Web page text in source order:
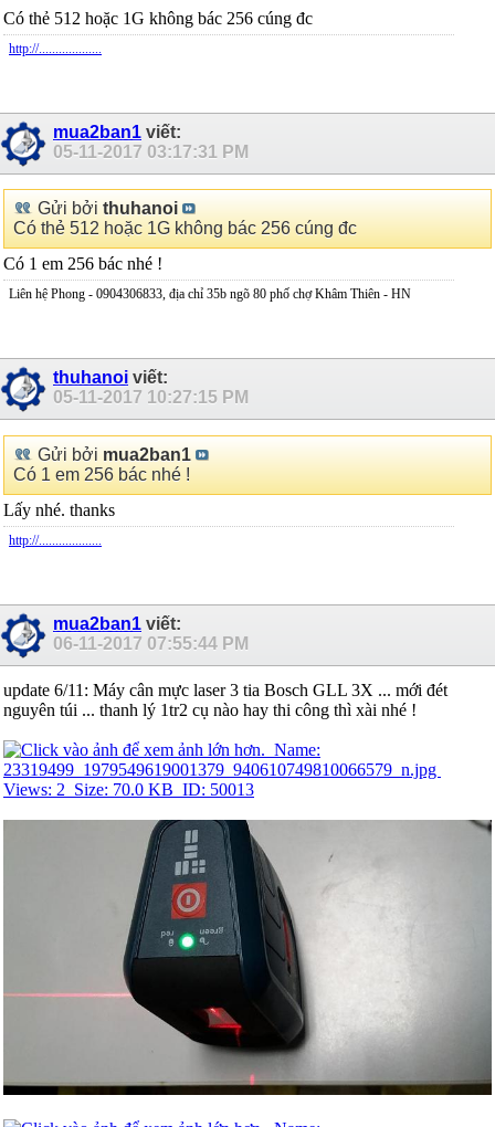
Có thẻ 512 hoặc 1G không bác 256 cúng đc
http://...................
mua2ban1 viết:
05-11-2017 03:17:31 PM
Gửi bởi thuhanoi
Có thẻ 512 hoặc 1G không bác 256 cúng đc
Có 1 em 256 bác nhé !
Liên hệ Phong - 0904306833, địa chỉ 35b ngõ 80 phố chợ Khâm Thiên - HN
thuhanoi viết:
05-11-2017 10:27:15 PM
Gửi bởi mua2ban1
Có 1 em 256 bác nhé !
Lấy nhé. thanks
http://...................
mua2ban1 viết:
06-11-2017 07:55:44 PM
update 6/11: Máy cân mực laser 3 tia Bosch GLL 3X ... mới đét
nguyên túi ... thanh lý 1tr2 cụ nào hay thi công thì xài nhé !